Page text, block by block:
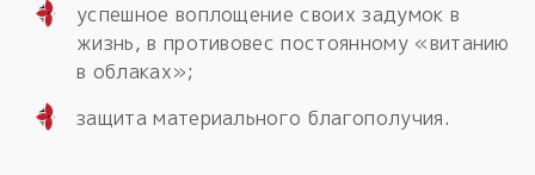
успешное воплощение своих задумок в
жизнь, в противовес постоянному «витанию
в облаках»;
защита материального благополучия.